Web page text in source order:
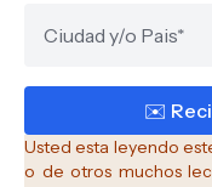
Usted esta leyendo
o de otros muchos